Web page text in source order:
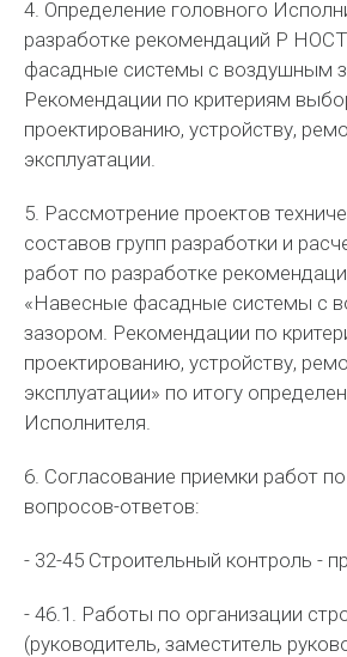
4. Определение головного
разработке рекомендаций Р
фасадные системы с воздушным
Рекомендации по критериям
проектированию, устройству,
эксплуатации.
5. Рассмотрение проектов
составов групп разработки и
работ по разработке
«Навесные фасадные системы с
зазором. Рекомендации по
проектированию, устройству,
эксплуатации» по итогу
Исполнителя.
6. Согласование приемки работ
вопросов-ответов:
- 32-45 Строительный контроль -
- 46.1. Работы по организации
(руководитель, заместитель